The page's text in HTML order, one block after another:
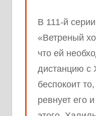
В 111-й
«Ветреный
что ей
дистанцию
беспокоит
ревнует его